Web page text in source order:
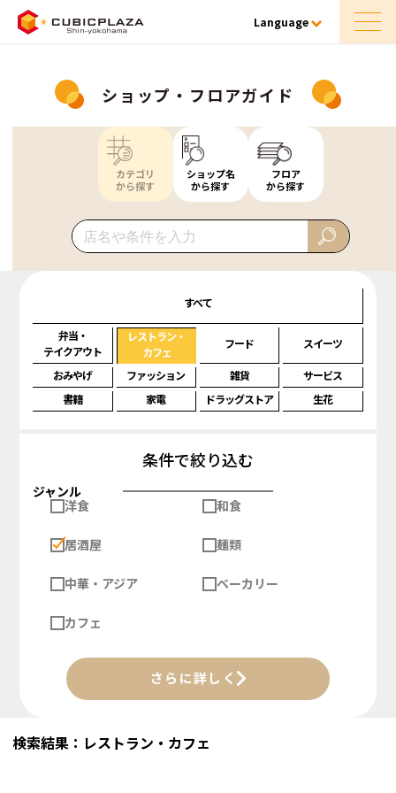
Language
ショップ・フロアガイド
カテゴリ
から探す
ショップ名
から探す
フロア
から探す
すべて
弁当・
テイクアウト
レストラン・
カフェ
フード スイーツ
おみやげ ファッション 雑貨
サービス
書籍
家電 ドラッグストア 生花
条件で絞り込む
ジャンル
洋食
和食
居酒屋 麺類
中華・アジア ベーカリー
カフェ
さらに詳しく
検索結果：レストラン・カフェ